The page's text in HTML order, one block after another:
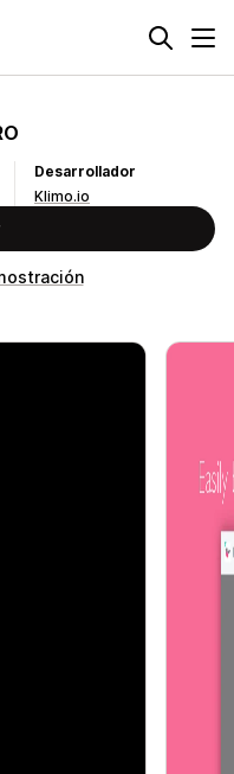
Desarrollador
Klimo.io